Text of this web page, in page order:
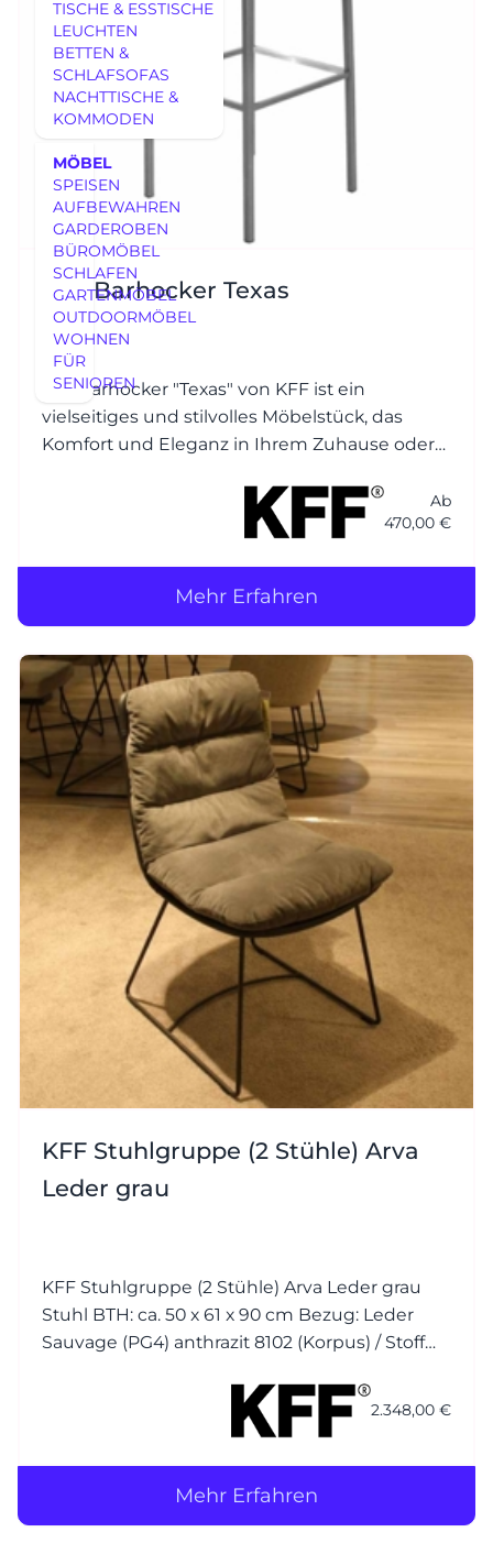
TISCHE & ESSTISCHE
LEUCHTEN
BETTEN &
SCHLAFSOFAS
NACHTTISCHE &
KOMMODEN
MÖBEL
SPEISEN
AUFBEWAHREN
GARDEROBEN
BÜROMÖBEL
SCHLAFEN
GARTENMÖBEL
OUTDOORMÖBEL
WOHNEN
FÜR
SENIOREN
KFF Barhocker Texas
Der Barhocker "Texas" von KFF ist ein
vielseitiges und stilvolles Möbelstück, das
Komfort und Eleganz in Ihrem Zuhause oder
Ab
470,00 €
Mehr Erfahren
KFF Stuhlgruppe (2 Stühle) Arva
Leder grau
KFF Stuhlgruppe (2 Stühle) Arva Leder grau
Stuhl BTH: ca. 50 x 61 x 90 cm Bezug: Leder
Sauvage (PG4) anthrazit 8102 (Korpus) / Stoff
2.348,00 €
Mehr Erfahren